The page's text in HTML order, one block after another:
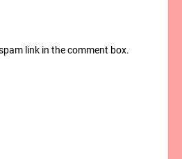
link in the comment box.